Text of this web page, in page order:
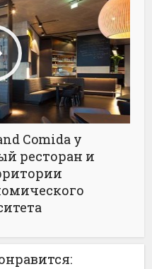
Comida y
ресторан и